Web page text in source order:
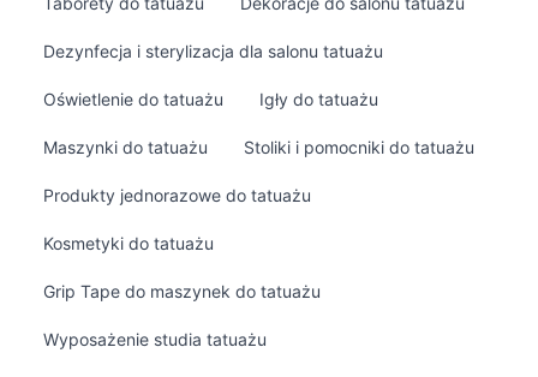
Dezynfecja i sterylizacja dla salonu tatuażu
Oświetlenie do tatuażu Igły do tatuażu
Maszynki do tatuażu Stoliki i pomocniki do tatuażu
Produkty jednorazowe do tatuażu
Kosmetyki do tatuażu
Grip Tape do maszynek do tatuażu
Wyposażenie studia tatuażu